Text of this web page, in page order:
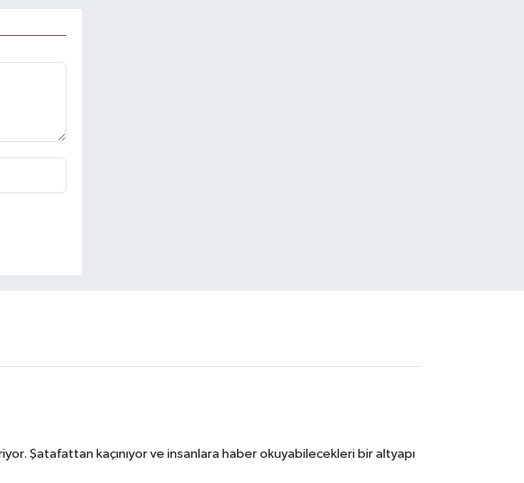
Şatafattan kaçınıyor ve insanlara haber okuyabilecekleri bir altyapı